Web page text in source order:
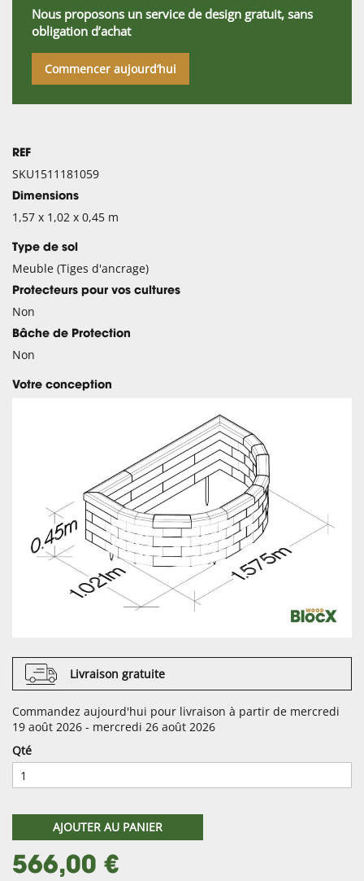
Nous proposons un service de design gratuit, sans
obligation d’achat
Commencer aujourd’hui
REF
SKU1511181059
Dimensions
1,57 x 1,02 x 0,45 m
Type de sol
Meuble (Tiges d'ancrage)
Protecteurs pour vos cultures
Non
Bâche de Protection
Non
Votre conception
Livraison gratuite
Commandez aujourd'hui pour livraison à partir de mercredi
19 août 2026 - mercredi 26 août 2026
Qté
AJOUTER AU PANIER
566,00 €